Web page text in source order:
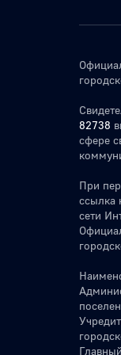
82738
сфере
При
ссылка
сети